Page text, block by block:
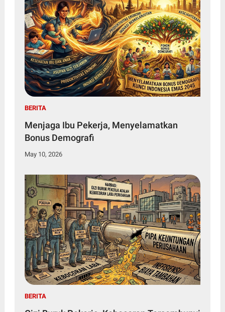
BERITA
Menjaga Ibu Pekerja, Menyelamatkan
Bonus Demografi
May 10, 2026
BERITA